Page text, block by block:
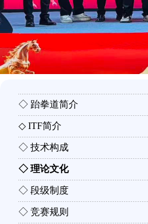
◇ 跆拳道简介
◇ ITF简介
◇ 技术构成
◇ 理论文化
◇ 段级制度
◇ 竞赛规则